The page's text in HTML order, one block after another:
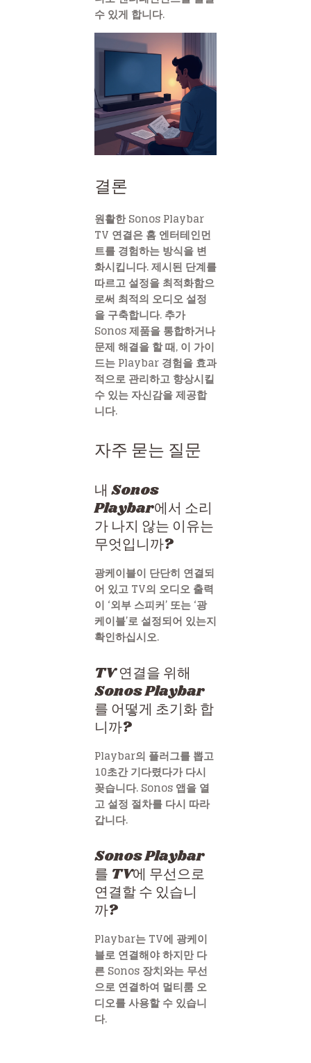
수 있게 합니다.
결론
원활한 Sonos Playbar
TV 연결은 홈 엔터테인먼
트를 경험하는 방식을 변
화시킵니다. 제시된 단계를
따르고 설정을 최적화함으
로써 최적의 오디오 설정
을 구축합니다. 추가
Sonos 제품을 통합하거나
문제 해결을 할 때, 이 가이
드는 Playbar 경험을 효과
적으로 관리하고 향상시킬
수 있는 자신감을 제공합
니다.
자주 묻는 질문
내 Sonos
Playbar에서 소리
가 나지 않는 이유는
무엇입니까?
광케이블이 단단히 연결되
어 있고 TV의 오디오 출력
이 ‘외부 스피커’ 또는 ‘광
케이블’로 설정되어 있는지
확인하십시오.
TV 연결을 위해
Sonos Playbar
를 어떻게 초기화 합
니까?
Playbar의 플러그를 뽑고
10초간 기다렸다가 다시
꽂습니다. Sonos 앱을 열
고 설정 절차를 다시 따라
갑니다.
Sonos Playbar
를 TV에 무선으로
연결할 수 있습니
까?
Playbar는 TV에 광케이
블로 연결해야 하지만 다
른 Sonos 장치와는 무선
으로 연결하여 멀티룸 오
디오를 사용할 수 있습니
다.